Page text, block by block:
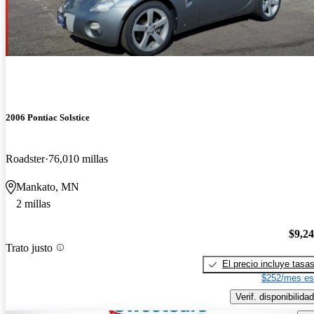
2006 Pontiac Solstice
Roadster 76,010 millas
Mankato, MN
2 millas
Trato justo
El precio incluye tasas
$252/mes
Verif. disponibilidad